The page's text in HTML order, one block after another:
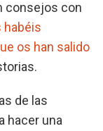
consejos con
habéis
os han salido
de las
hacer una